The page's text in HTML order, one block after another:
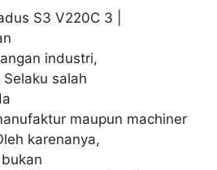
S3 V220C 3 |
industri,
salah
maupun machiner
karenanya,